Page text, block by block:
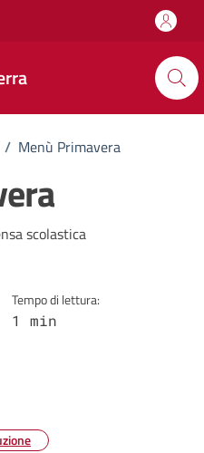
/ Menù Primavera
scolastica
Tempo di lettura:
1 min